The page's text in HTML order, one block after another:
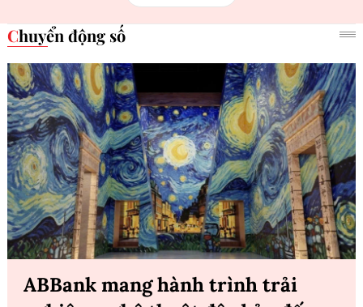
Chuyển động số
ABBank mang hành trình trải